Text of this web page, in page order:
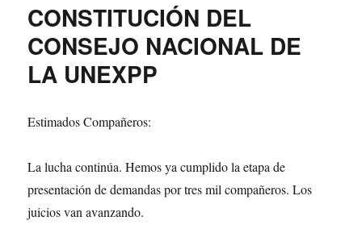
CONSTITUCIÓN DEL
CONSEJO NACIONAL DE
LA UNEXPP
Estimados Compañeros:
La lucha continúa. Hemos ya cumplido la etapa de
presentación de demandas por tres mil compañeros. Los
juicios van avanzando.